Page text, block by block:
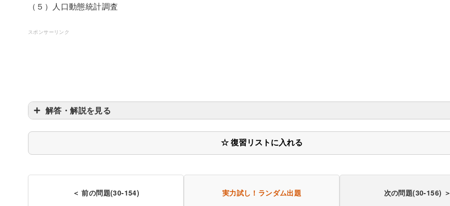
（５）人口動態統計調査
スポンサーリンク
解答・解説を見る
市町村別の集計はしていない。（主に地域ブロック別分類）
市町村別の集計はしていない。（一部都道府県別に集計）
市町村別の集計はしていない。（一部都道府県別に集計）
市町村別の集計はしていない。
☆ 復習リストに入れる
＜ 前の問題(30-154) 実力試し！ ランダム出題 次の問題(30-156) ＞